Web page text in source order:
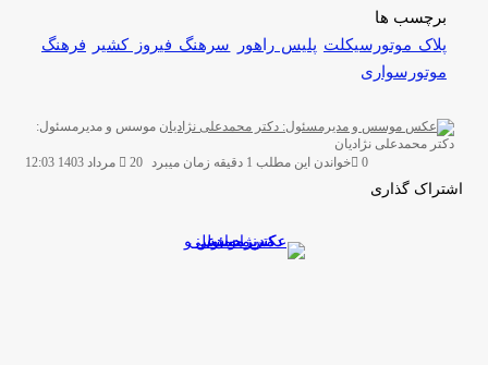
برچسب ها
پلاک موتورسیکلت
پلیس راهور سرهنگ فیروز کشیر
فرهنگ
موتورسوارى
موسس و مدیرمسئول:
دکتر محمدعلی نژادیانارسال
ایمیل
20 مرداد 1403 12:03 0 خواندن این مطلب 1 دقیقه زمان میبرد
اشتراک گذاری